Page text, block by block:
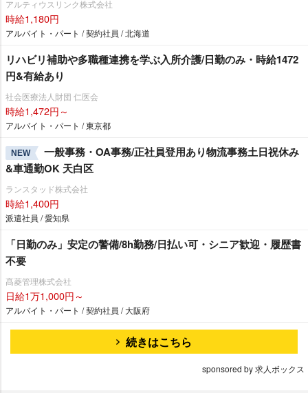
アルティウスリンク株式会社
時給1,180円
アルバイト・パート / 契約社員 / 北海道
リハビリ補助や多職種連携を学ぶ入所介護/日勤のみ・時給1472
円&有給あり
社会医療法人財団 仁医会
時給1,472円～
アルバイト・パート / 東京都
NEW
一般事務・OA事務/正社員登用あり物流事務土日祝休み
&車通勤OK 天白区
ランスタッド株式会社
時給1,400円
派遣社員 / 愛知県
「日勤のみ」安定の警備/8h勤務/日払い可・シニア歓迎・履歴書
不要
髙菱管理株式会社
日給1万1,000円～
アルバイト・パート / 契約社員 / 大阪府
続きはこちら
sponsored by 求人ボックス